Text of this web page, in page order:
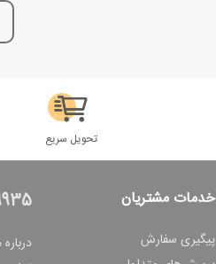
تحویل سریع
خدمات مشتریان
پیگیری سفارش
درباره